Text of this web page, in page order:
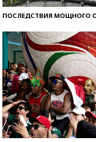
ПОСЛЕДСТВИЯ МОЩНОГО